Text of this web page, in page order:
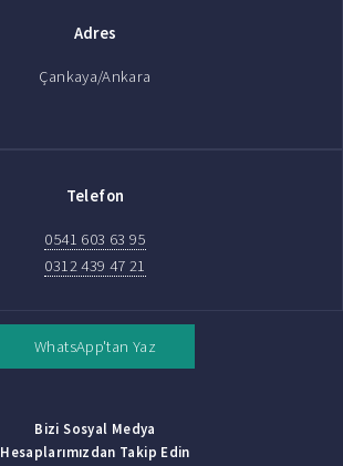
Adres
Çankaya/Ankara
Telefon
0541 603 63 95
0312 439 47 21
WhatsApp'tan Yaz
Bizi Sosyal Medya
Hesaplarımızdan Takip Edin